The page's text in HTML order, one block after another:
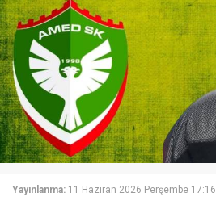
Yayınlanma: 11 Haziran 2026 Perşembe 17:16